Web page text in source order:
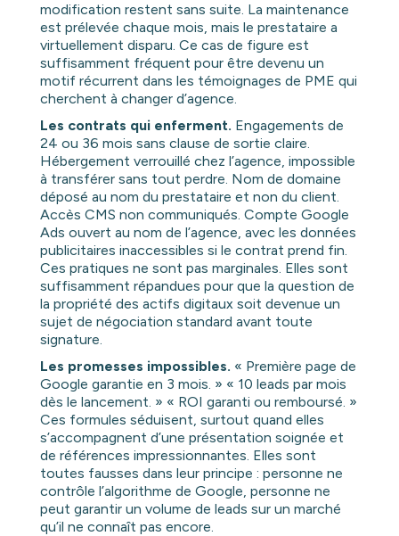
modification restent sans suite. La maintenance
est prélevée chaque mois, mais le prestataire a
virtuellement disparu. Ce cas de figure est
suffisamment fréquent pour être devenu un
motif récurrent dans les témoignages de PME qui
cherchent à changer d’agence.
Les contrats qui enferment. Engagements de
24 ou 36 mois sans clause de sortie claire.
Hébergement verrouillé chez l’agence, impossible
à transférer sans tout perdre. Nom de domaine
déposé au nom du prestataire et non du client.
Accès CMS non communiqués. Compte Google
Ads ouvert au nom de l’agence, avec les données
publicitaires inaccessibles si le contrat prend fin.
Ces pratiques ne sont pas marginales. Elles sont
suffisamment répandues pour que la question de
la propriété des actifs digitaux soit devenue un
sujet de négociation standard avant toute
signature.
Les promesses impossibles. « Première page de
Google garantie en 3 mois. » « 10 leads par mois
dès le lancement. » « ROI garanti ou remboursé. »
Ces formules séduisent, surtout quand elles
s’accompagnent d’une présentation soignée et
de références impressionnantes. Elles sont
toutes fausses dans leur principe : personne ne
contrôle l’algorithme de Google, personne ne
peut garantir un volume de leads sur un marché
qu’il ne connaît pas encore.